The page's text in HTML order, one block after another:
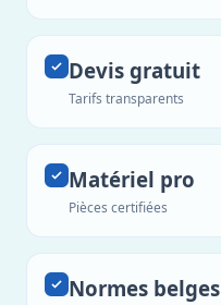
Devis gratuit
Tarifs transparents
Matériel pro
Pièces certifiées
Normes belges